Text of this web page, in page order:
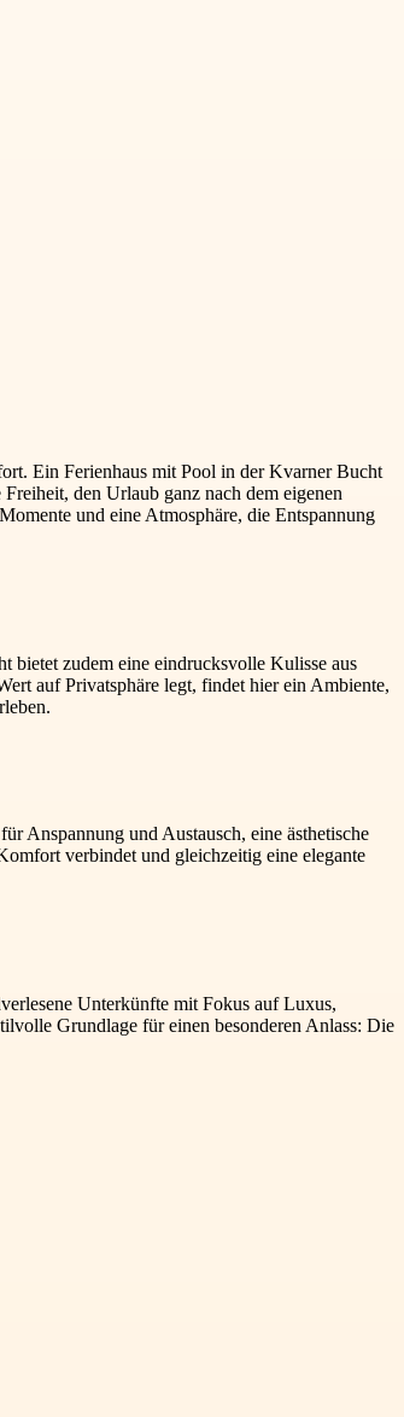
Ein Ferienhaus mit Pool in der Kvarner Bucht
Freiheit, den Urlaub ganz nach dem eigenen
und eine Atmosphäre, die Entspannung
bietet zudem eine eindrucksvolle Kulisse aus
auf Privatsphäre legt, findet hier ein Ambiente,
Anspannung und Austausch, eine ästhetische
verbindet und gleichzeitig eine elegante
Unterkünfte mit Fokus auf Luxus,
Grundlage für einen besonderen Anlass: Die